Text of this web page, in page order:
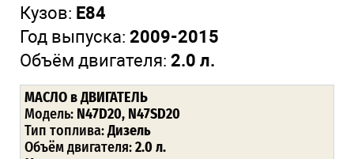
Кузов: E84
Год выпуска: 2009-2015
Объём двигателя: 2.0 л.
МАСЛО в ДВИГАТЕЛЬ
Модель: N47D20, N47SD20
Тип топлива:Дизель
Объём двигателя:2.0 л.